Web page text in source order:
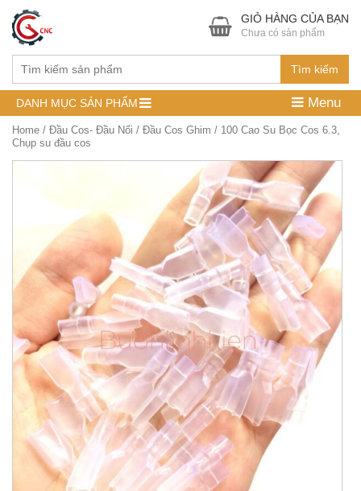
Tìm kiếm
GIỎ HÀNG CỦA BẠN
Chưa có sản phẩm
DANH MỤC SẢN PHẨM Menu
Home / Đầu Cos- Đầu Nối / Đầu Cos Ghim / 100 Cao Su Bọc Cos 6.3,
Chụp su đầu cos